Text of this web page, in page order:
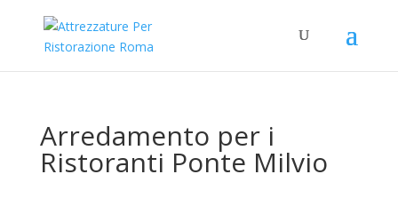
Arredamento per i
Ristoranti Ponte Milvio